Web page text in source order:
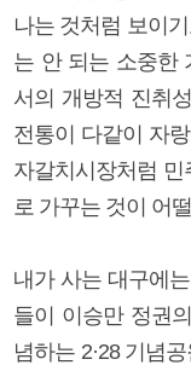
나는 것처럼 보이
는 안 되는 소중한
서의 개방적 진취
전통이 다같이 자
자갈치시장처럼
로 가꾸는 것이 어
내가 사는 대구에
들이 이승만 정권
념하는 2·28 기념